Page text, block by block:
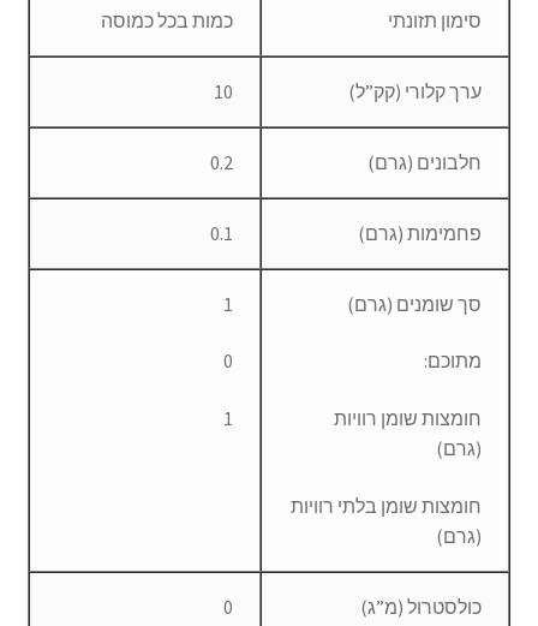
סימון תזונתי כמות בכל כמוסה
ערך קלורי (קק”ל) 10
חלבונים (גרם) 0.2
פחמימות (גרם) 0.1
סך שומנים (גרם)
מתוכם:
חומצות שומן רוויות
(גרם)
חומצות שומן בלתי רוויות
(גרם)
1
0
1
כולסטרול (מ”ג) 0